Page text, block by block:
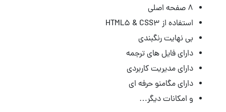
۸ صفحه اصلی
استفاده از HTML5 & CSS3
بی نهایت رنگبندی
دارای فایل های ترجمه
دارای مدیریت کاربردی
دارای مگامنو حرفه ای
و امکانات دیگر…